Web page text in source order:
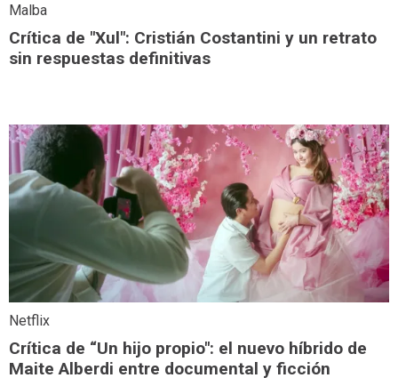
Malba
Crítica de "Xul": Cristián Costantini y un retrato
sin respuestas definitivas
Netflix
Crítica de “Un hijo propio": el nuevo híbrido de
Maite Alberdi entre documental y ficción